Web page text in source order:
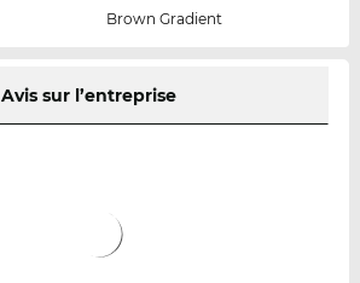
Brown Gradient
Avis sur l’entreprise